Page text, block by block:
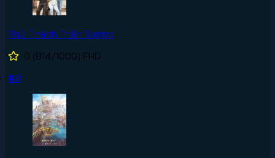
Thử Thách Thần Tượng
0 (814/1000) FHD
#8